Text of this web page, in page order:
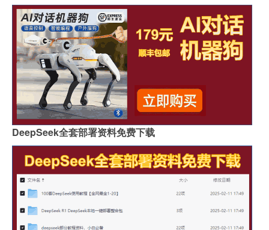
DeepSeek全套部署资料免费下载